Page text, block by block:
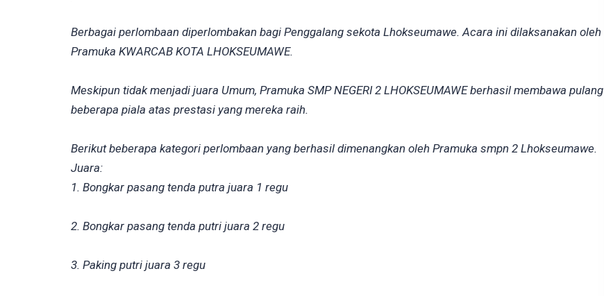
Berbagai perlombaan diperlombakan bagi Penggalang sekota Lhokseumawe. Acara ini dilaksanakan oleh
Pramuka KWARCAB KOTA LHOKSEUMAWE.
Meskipun tidak menjadi juara Umum, Pramuka SMP NEGERI 2 LHOKSEUMAWE berhasil membawa pulang
beberapa piala atas prestasi yang mereka raih.
Berikut beberapa kategori perlombaan yang berhasil dimenangkan oleh Pramuka smpn 2 Lhokseumawe.
Juara:
1. Bongkar pasang tenda putra juara 1 regu
2. Bongkar pasang tenda putri juara 2 regu
3. Paking putri juara 3 regu